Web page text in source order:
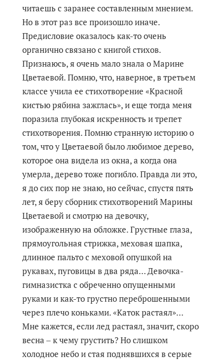
читаешь с заранее составленным мнением.
Но в этот раз все произошло иначе.
Предисловие оказалось как-то очень
органично связано с книгой стихов.
Признаюсь, я очень мало знала о Марине
Цветаевой. Помню, что, наверное, в третьем
классе учила ее стихотворение «Красной
кистью рябина зажглась», и еще тогда меня
поразила глубокая искренность и трепет
стихотворения. Помню странную историю о
том, что у Цветаевой было любимое дерево,
которое она видела из окна, а когда она
умерла, дерево тоже погибло. Правда ли это,
я до сих пор не знаю, но сейчас, спустя пять
лет, я беру сборник стихотворений Марины
Цветаевой и смотрю на девочку,
изображенную на обложке. Грустные глаза,
прямоугольная стрижка, меховая шапка,
длинное пальто с меховой опушкой на
рукавах, пуговицы в два ряда… Девочка-
гимназистка с обреченно опущенными
руками и как-то грустно переброшенными
через плечо коньками. «Каток растаял»…
Мне кажется, если лед растаял, значит, скоро
весна ‒ к чему грустить? Но слишком
холодное небо и стая поднявшихся в серые